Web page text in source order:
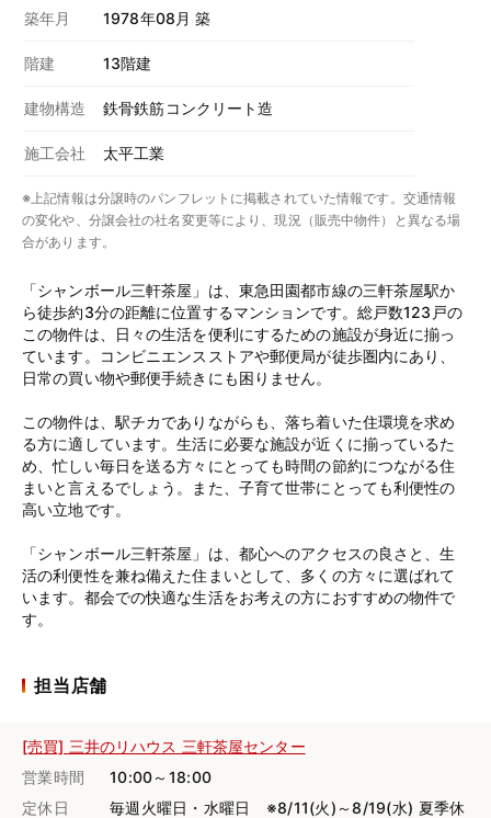
築年月 1978年08月 築
階建 13階建
建物構造 鉄骨鉄筋コンクリート造
施工会社 太平工業
※上記情報は分譲時のパンフレットに掲載されていた情報です。交通情報
の変化や、分譲会社の社名変更等により、現況（販売中物件）と異なる場
合があります。
「シャンボール三軒茶屋」は、東急田園都市線の三軒茶屋駅か
ら徒歩約3分の距離に位置するマンションです。総戸数123戸の
この物件は、日々の生活を便利にするための施設が身近に揃っ
ています。コンビニエンスストアや郵便局が徒歩圏内にあり、
日常の買い物や郵便手続きにも困りません。
この物件は、駅チカでありながらも、落ち着いた住環境を求め
る方に適しています。生活に必要な施設が近くに揃っているた
め、忙しい毎日を送る方々にとっても時間の節約につながる住
まいと言えるでしょう。また、子育て世帯にとっても利便性の
高い立地です。
「シャンボール三軒茶屋」は、都心へのアクセスの良さと、生
活の利便性を兼ね備えた住まいとして、多くの方々に選ばれて
います。都会での快適な生活をお考えの方におすすめの物件で
す。
担当店舗
[売買] 三井のリハウス 三軒茶屋センター
営業時間
10:00～18:00
定休日
毎週火曜日・水曜日 ※8/11(火)～8/19(水) 夏季休